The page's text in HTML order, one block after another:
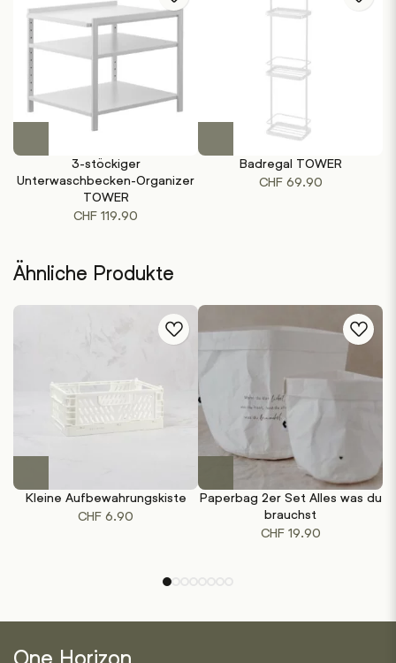
weist
mehrere
Varianten
Optionen
auf
werden
3-stöckiger
Unterwaschbecken-Organizer
TOWER
CHF 119.90
weist
mehrere
auf
Badregal TOWER
CHF69.90
Ähnliche Produkte
weist
mehrere
können
der
Kleine Aufbewahrungskiste
CHF 6.90
Paperbag 2er Set Alles was du
brauchst
CHF19.90
One Horizon